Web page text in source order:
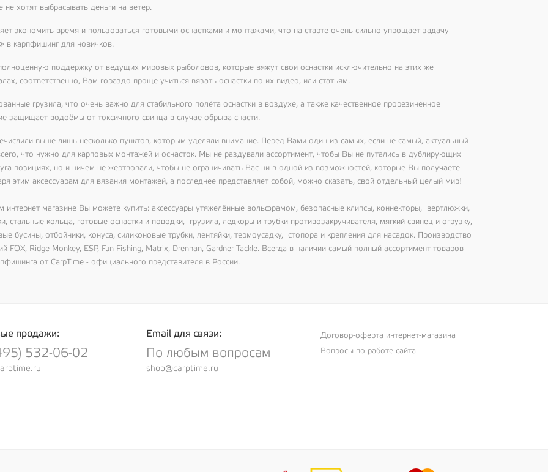
не хотят выбрасывать деньги на ветер.
экономить время и пользоваться готовыми оснастками и монтажами, что на старте очень сильно упрощает задачу
в карпфишинг для новичков.
поддержку от ведущих мировых рыболовов, которые вяжут свои оснастки исключительно на этих же
соответственно, Вам гораздо проще учиться вязать оснастки по их видео, или статьям.
грузила, что очень важно для стабильного полёта оснастки в воздухе, а также качественное прорезиненное
защищает водоёмы от токсичного свинца в случае обрыва снасти.
выше лишь несколько пунктов, которым уделяли внимание. Перед Вами один из самых, если не самый, актуальный
что нужно для карповых монтажей и оснасток. Мы не раздували ассортимент, чтобы Вы не путались в дублирующих
позициях, но и ничем не жертвовали, чтобы не ограничивать Вас ни в одной из возможностей, которые Вы получаете
этим аксессуарам для вязания монтажей, а последнее представляет собой, можно сказать, свой отдельный целый мир!
интернет магазине Вы можете купить: аксессуары утяжелённые вольфрамом, безопасные клипсы, коннекторы, вертлюжки,
стальные кольца, готовые оснастки и поводки, грузила, ледкоры и трубки противозакручивателя, мягкий свинец и огрузку,
бусины, отбойники, конуса, силиконовые трубки, лентяйки, термоусадку, стопора и крепления для насадок. Производство
FOX, Ridge Monkey, ESP, Fun Fishing, Matrix, Drennan, Gardner Tackle. Всегда в наличии самый полный ассортимент товаров
от CarpTime - официального представителя в России.
продажи:
532-06-02
Email для связи:
По любым вопросам
shop@carptime.ru
Договор-оферта интернет-магазина
Вопросы по работе сайта